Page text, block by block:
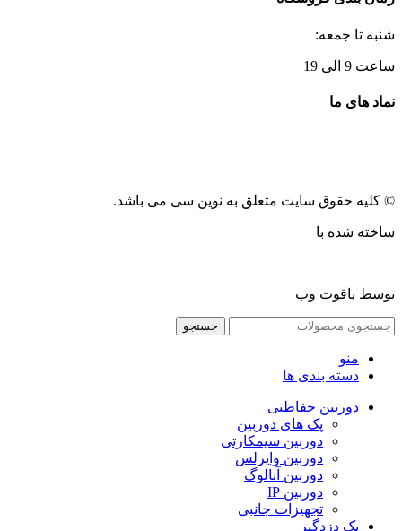
شنبه تا جمعه:
ساعت 9 الی 19
نماد های ما
© کلیه حقوق سایت متعلق به نوین سی می باشد.
ساخته شده با
توسط یاقوت وب
جستجو
منو
دسته بندی ها
دوربین حفاظتی
پک های دوربین
دوربین سیمکارتی
دوربین وایرلس
دوربین آنالوگ
دوربین IP
تجهیزات جانبی
پک دزدگیر